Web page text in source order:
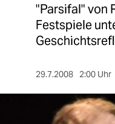
"Parsifal" von
Festspiele
29.7.2008 2:00 Uhr